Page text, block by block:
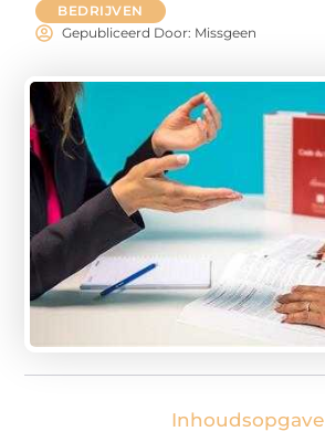
BEDRIJVEN
Gepubliceerd Door: Missgeen
Inhoudsopgave